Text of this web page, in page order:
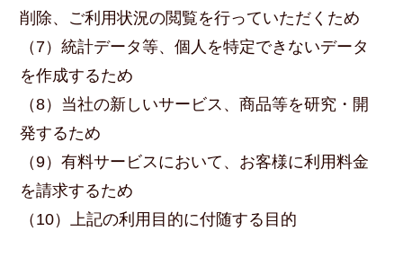
削除、ご利用状況の閲覧を行っていただくため
（7）統計データ等、個人を特定できないデータ
を作成するため
（8）当社の新しいサービス、商品等を研究・開
発するため
（9）有料サービスにおいて、お客様に利用料金
を請求するため
（10）上記の利用目的に付随する目的